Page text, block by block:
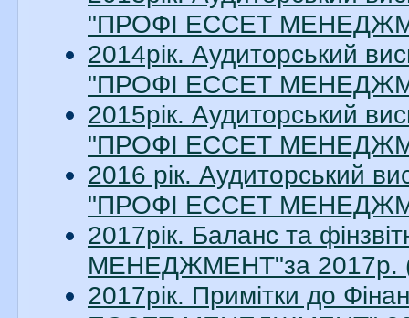
"ПРОФІ ЕССЕТ
2014рік. Аудиторський
"ПРОФІ ЕССЕТ
2015рік. Аудиторський
"ПРОФІ ЕССЕТ
2016 рік. Аудиторський
"ПРОФІ ЕССЕТ
2017рік. Баланс та
МЕНЕДЖМЕНТ"за 2017р.
2017рік. Примітки до